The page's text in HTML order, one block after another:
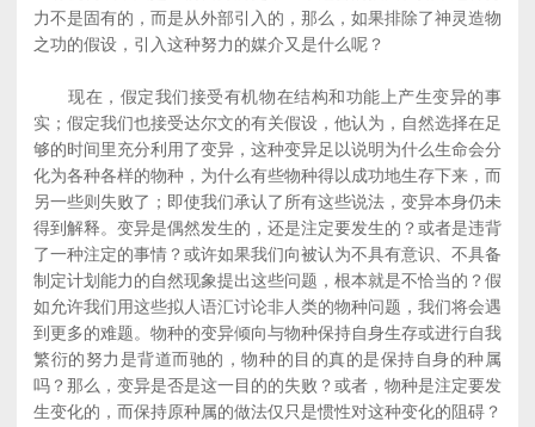
力不是固有的，而是从外部引入的，那么，如果排除了神灵造物
之功的假设，引入这种努力的媒介又是什么呢？
现在，假定我们接受有机物在结构和功能上产生变异的事
实；假定我们也接受达尔文的有关假设，他认为，自然选择在足
够的时间里充分利用了变异，这种变异足以说明为什么生命会分
化为各种各样的物种，为什么有些物种得以成功地生存下来，而
另一些则失败了；即使我们承认了所有这些说法，变异本身仍未
得到解释。变异是偶然发生的，还是注定要发生的？或者是违背
了一种注定的事情？或许如果我们向被认为不具有意识、不具备
制定计划能力的自然现象提出这些问题，根本就是不恰当的？假
如允许我们用这些拟人语汇讨论非人类的物种问题，我们将会遇
到更多的难题。物种的变异倾向与物种保持自身生存或进行自我
繁衍的努力是背道而驰的，物种的目的真的是保持自身的种属
吗？那么，变异是否是这一目的的失败？或者，物种是注定要发
生变化的，而保持原种属的做法仅只是惯性对这种变化的阻碍？